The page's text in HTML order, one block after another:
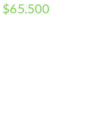
$65.500